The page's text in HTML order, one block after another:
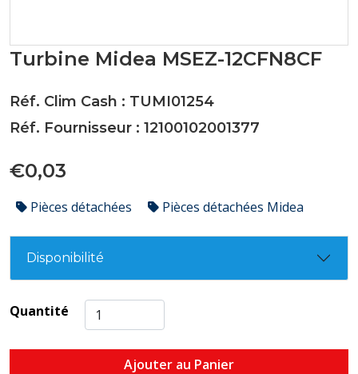
Turbine Midea MSEZ-12CFN8CF
Réf. Clim Cash : TUMI01254
Réf. Fournisseur : 12100102001377
€0,03
Pièces détachées Pièces détachées Midea
Disponibilité
Quantité
Ajouter au Panier